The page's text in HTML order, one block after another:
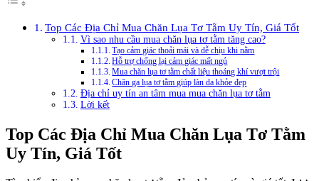
Top Các Địa Chỉ Mua Chăn Lụa Tơ Tằm Uy Tín, Giá Tốt
Vì sao nhu cầu mua chăn lụa tơ tằm tăng cao?
Tạo cảm giác thoải mái và dễ chịu khi nằm
Hỗ trợ chống lại cảm giác mất ngủ
Mua chăn lụa tơ tằm chất liệu thoáng khí vượt trội
Chăn ga lụa tơ tằm giúp làn da khỏe đẹp
Địa chỉ uy tín an tâm mua mua chăn lụa tơ tằm
Lời kết
Top Các Địa Chỉ Mua Chăn Lụa Tơ Tằm
Uy Tín, Giá Tốt